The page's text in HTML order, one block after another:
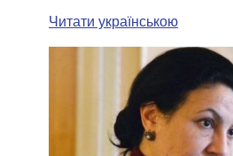
Читати українською